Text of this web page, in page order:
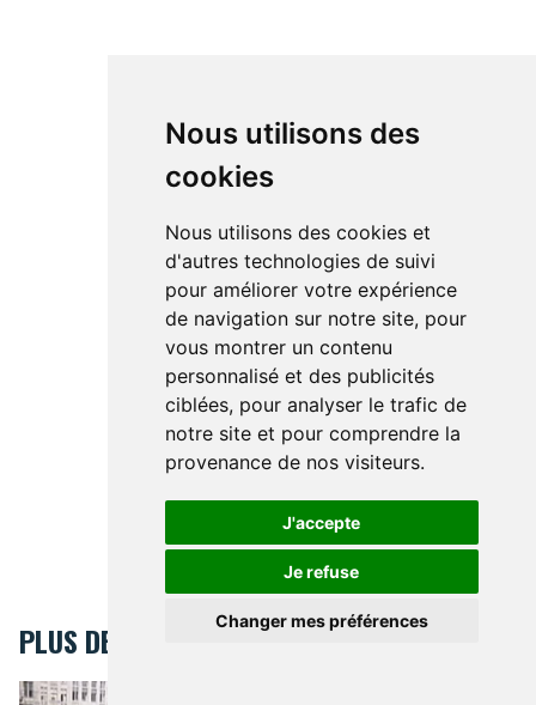
Nous utilisons des
cookies
Nous utilisons des cookies et
d'autres technologies de suivi
pour améliorer votre expérience
de navigation sur notre site, pour
vous montrer un contenu
personnalisé et des publicités
ciblées, pour analyser le trafic de
notre site et pour comprendre la
provenance de nos visiteurs.
J'accepte
Je refuse
Changer mes préférences
PLUS DE BRUSSELSLIFE
C'était au temps où Bruxelles roulait...